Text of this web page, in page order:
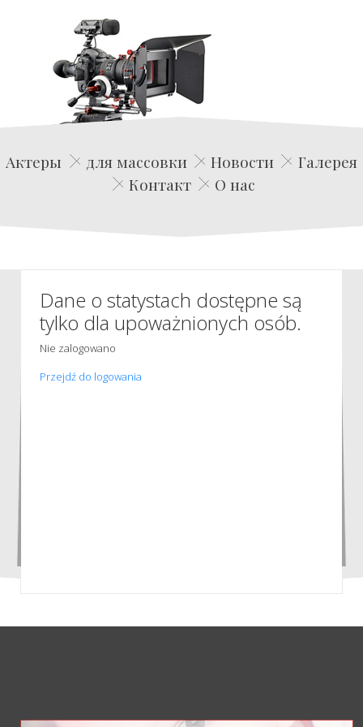
Edwin Film Agencja Aktorska
Актеры для массовки Новости
Галерея
Контакт
О нас
Dane o statystach dostępne są
tylko dla upoważnionych osób.
Nie zalogowano
Przejdź do logowania